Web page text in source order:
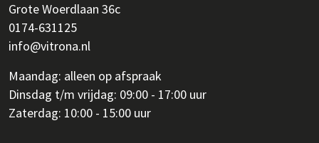
Grote Woerdlaan 36c
0174-631125
info@vitrona.nl
Maandag: alleen op afspraak
Dinsdag t/m vrijdag: 09:00 - 17:00 uur
Zaterdag: 10:00 - 15:00 uur